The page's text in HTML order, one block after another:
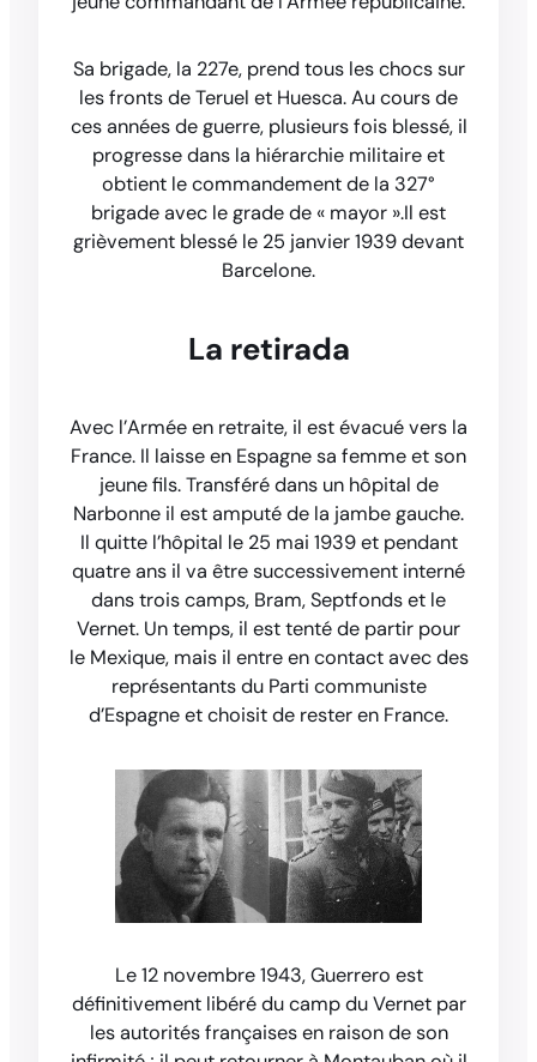
Sa brigade, la 227e, prend tous les chocs sur
les fronts de Teruel et Huesca. Au cours de
ces années de guerre, plusieurs fois blessé, il
progresse dans la hiérarchie militaire et
obtient le commandement de la 327°
brigade avec le grade de « mayor ».Il est
grièvement blessé le 25 janvier 1939 devant
Barcelone.
La retirada
Avec l’Armée en retraite, il est évacué vers la
France. Il laisse en Espagne sa femme et son
jeune fils. Transféré dans un hôpital de
Narbonne il est amputé de la jambe gauche.
Il quitte l’hôpital le 25 mai 1939 et pendant
quatre ans il va être successivement interné
dans trois camps, Bram, Septfonds et le
Vernet. Un temps, il est tenté de partir pour
le Mexique, mais il entre en contact avec des
représentants du Parti communiste
d’Espagne et choisit de rester en France.
Le 12 novembre 1943, Guerrero est
définitivement libéré du camp du Vernet par
les autorités françaises en raison de son